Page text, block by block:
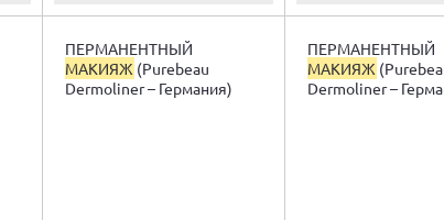
ПЕРМАНЕНТНЫЙ
МАКИЯЖ (Purebeau
Dermoliner – Германия)
ПЕРМАНЕНТНЫЙ
МАКИЯЖ
Dermoliner –